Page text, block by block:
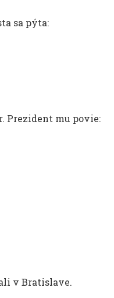
sa pýta:
Prezident mu povie:
v Bratislave.